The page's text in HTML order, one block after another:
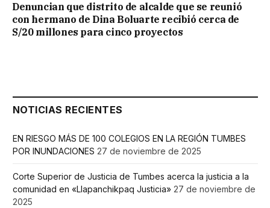
Denuncian que distrito de alcalde que se reunió
con hermano de Dina Boluarte recibió cerca de
S/20 millones para cinco proyectos
NOTICIAS RECIENTES
EN RIESGO MÁS DE 100 COLEGIOS EN LA REGIÓN TUMBES
POR INUNDACIONES 27 de noviembre de 2025
Corte Superior de Justicia de Tumbes acerca la justicia a la
comunidad en «Llapanchikpaq Justicia» 27 de noviembre de
2025